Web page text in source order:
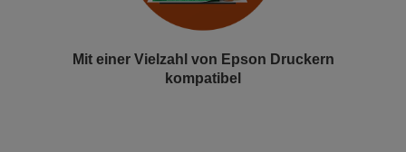
Mit einer Vielzahl von Epson Druckern
kompatibel